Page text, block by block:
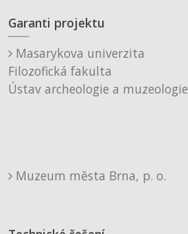
Garanti projektu
Masarykova univerzita
Filozofická fakulta
Ústav archeologie a muzeologie
Muzeum města Brna, p. o.